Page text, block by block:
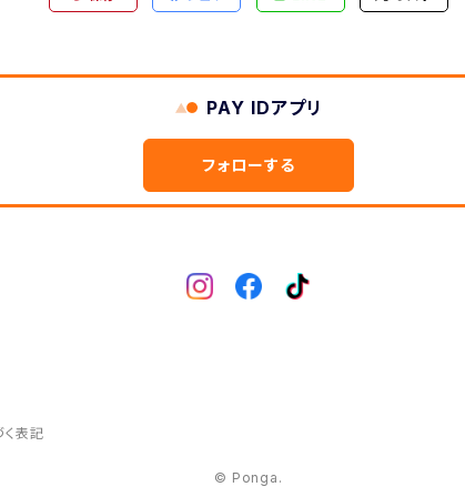
PAY IDアプリ
フォローする
表記
© Ponga.